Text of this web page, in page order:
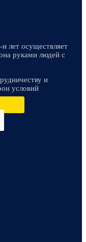
и лет осуществляет
руками людей с
и
условий